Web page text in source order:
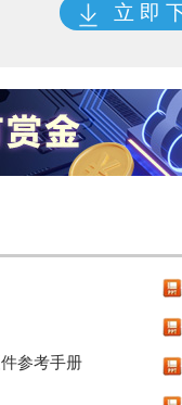
立 即
参考手册